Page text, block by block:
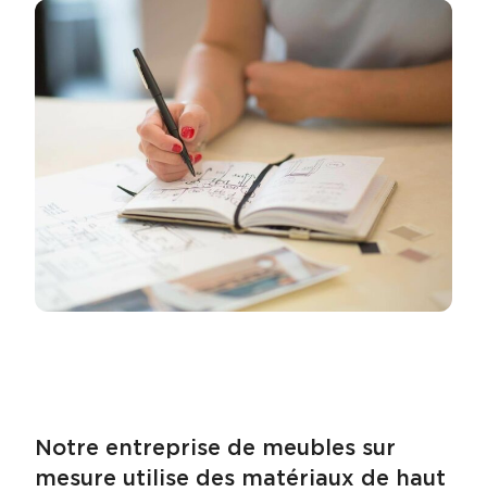
Notre entreprise de meubles sur
mesure utilise des matériaux de haut